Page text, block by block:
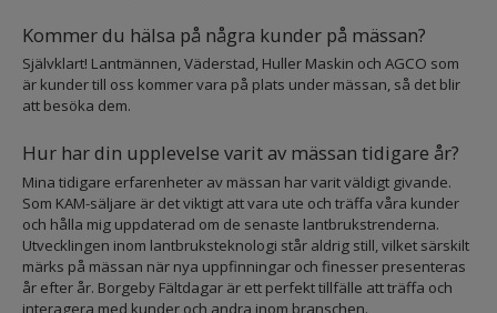
Kommer du hälsa på några kunder på mässan?
Självklart! Lantmännen, Väderstad, Huller Maskin och AGCO som
är kunder till oss kommer vara på plats under mässan, så det blir
att besöka dem.
Hur har din upplevelse varit av mässan tidigare år?
Mina tidigare erfarenheter av mässan har varit väldigt givande.
Som KAM-säljare är det viktigt att vara ute och träffa våra kunder
och hålla mig uppdaterad om de senaste lantbrukstrenderna.
Utvecklingen inom lantbruksteknologi står aldrig still, vilket särskilt
märks på mässan när nya uppfinningar och finesser presenteras
år efter år. Borgeby Fältdagar är ett perfekt tillfälle att träffa och
interagera med kunder och andra inom branschen.